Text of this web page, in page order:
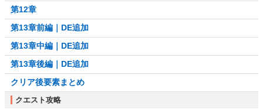
第12章
第13章前編｜DE追加
第13章中編｜DE追加
第13章後編｜DE追加
クリア後要素まとめ
クエスト攻略